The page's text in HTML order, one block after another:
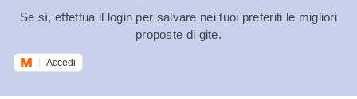
Se sì, effettua il login per salvare nei tuoi preferiti le migliori
proposte di gite.
Accedi